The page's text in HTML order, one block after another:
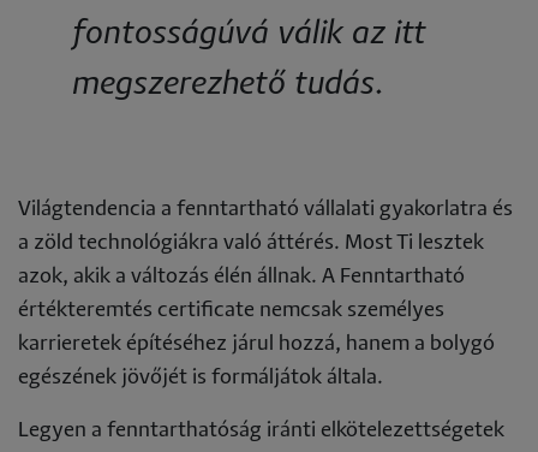
fontosságúvá válik az itt
megszerezhető tudás.
Világtendencia a fenntartható vállalati gyakorlatra és
a zöld technológiákra való áttérés. Most Ti lesztek
azok, akik a változás élén állnak. A Fenntartható
értékteremtés certificate nemcsak személyes
karrieretek építéséhez járul hozzá, hanem a bolygó
egészének jövőjét is formáljátok általa.
Legyen a fenntarthatóság iránti elkötelezettségetek